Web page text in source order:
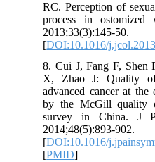
RC. Perception of
process in
2013;33(3):145-50.
[DOI:10.1016/
8. Cui J, Fang F,
X, Zhao J: Quality
advanced cancer at
by the McGill
survey in China. J
2014;48(5):893-902.
[DOI:10.1016/
[PMID